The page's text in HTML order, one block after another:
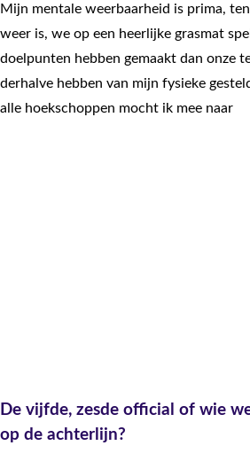
Mijn mentale weerbaarheid is prima,
weer is, we op een heerlijke grasmat
doelpunten hebben gemaakt dan onze
derhalve hebben van mijn fysieke
alle hoekschoppen mocht ik mee naar
De vijfde, zesde official of wie
op de achterlijn?